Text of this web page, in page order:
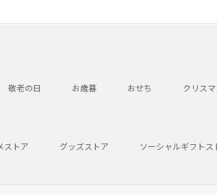
敬老の日 お歳暮 おせち クリスマ
ストア グッズストア ソーシャルギフトス